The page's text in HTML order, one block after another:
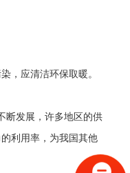
，应清洁环保取暖。
断发展，许多地区的供
利用率，为我国其他